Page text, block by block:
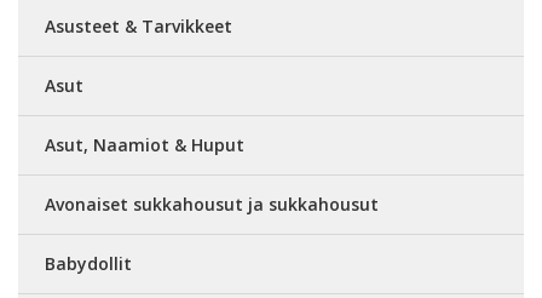
Asusteet & Tarvikkeet
Asut
Asut, Naamiot & Huput
Avonaiset sukkahousut ja sukkahousut
Babydollit